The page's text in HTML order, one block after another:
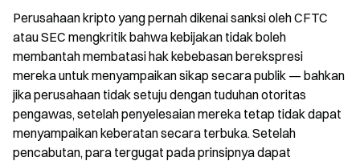
Perusahaan kripto yang pernah dikenai sanksi oleh CFTC
atau SEC mengkritik bahwa kebijakan tidak boleh
membantah membatasi hak kebebasan berekspresi
mereka untuk menyampaikan sikap secara publik — bahkan
jika perusahaan tidak setuju dengan tuduhan otoritas
pengawas, setelah penyelesaian mereka tetap tidak dapat
menyampaikan keberatan secara terbuka. Setelah
pencabutan, para tergugat pada prinsipnya dapat